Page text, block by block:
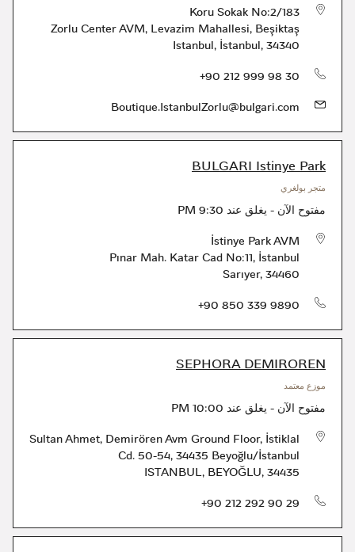
Koru Sokak No:2/183
Zorlu Center AVM, Levazim Mahallesi, Beşiktaş
Istanbul, İstanbul, 34340
+90 212 999 98 30
Boutique.IstanbulZorlu@bulgari.com
BULGARI Istinye Park
متجر بولغري
مفتوح الآن - يغلق عند 9:30 PM
İstinye Park AVM
Pınar Mah. Katar Cad No:11, İstanbul
Sarıyer, 34460
+90 850 339 9890
SEPHORA DEMIROREN
موزع معتمد
مفتوح الآن - يغلق عند 10:00 PM
Sultan Ahmet, Demirören Avm Ground Floor, İstiklal
Cd. 50-54, 34435 Beyoğlu/İstanbul
ISTANBUL, BEYOĞLU, 34435
+90 212 292 90 29